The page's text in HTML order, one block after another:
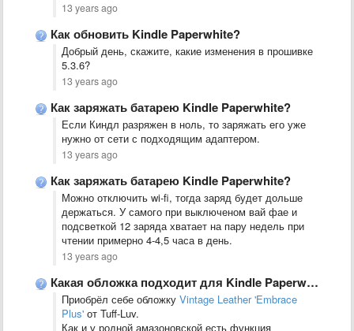
13 years ago
Как обновить Kindle Paperwhite?
Добрый день, скажите, какие изменения в прошивке
5.3.6?
13 years ago
Как заряжать батарею Kindle Paperwhite?
Если Киндл разряжен в ноль, то заряжать его уже
нужно от сети с подходящим адаптером.
13 years ago
Как заряжать батарею Kindle Paperwhite?
Можно отключить wi-fi, тогда заряд будет дольше
держаться. У самого при выключеном вай фае и
подсветкой 12 заряда хватает на пару недель при
чтении примерно 4-4,5 часа в день.
13 years ago
Какая обложка подходит для Kindle Paperwhite?
Приобрёл себе обложку Vintage Leather 'Embrace
Plus' от Tuff-Luv.
Как и у родной амазоновской есть функция